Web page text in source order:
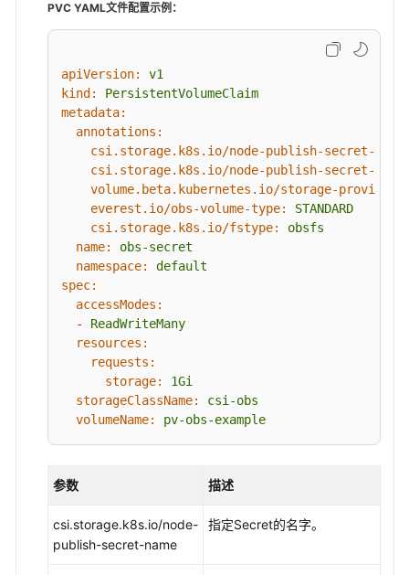
卷
挂
设
置
自
定
义
访
问
密
钥
（AK/SK）
挂
载
临
PVC YAML文件配置示例：
apiVersion:
v1
kind:
PersistentVolumeClaim
metadata:
annotations:
csi.storage.k8s.io/node-publish-secret-
csi.storage.k8s.io/node-publish-secret-
volume.beta.kubernetes.io/storage-
everest.io/obs-volume-type:
STANDARD
csi.storage.k8s.io/fstype:
obsfs
name:
obs-secret
namespace:
default
spec:
accessModes:
-
ReadWriteMany
resources:
requests:
storage:
1Gi
storageClassName:
csi-obs
volumeName:
pv-obs-example
参数 描述
csi.storage.k8s.io/node-
publish-secret-name
指定Secret的名字。